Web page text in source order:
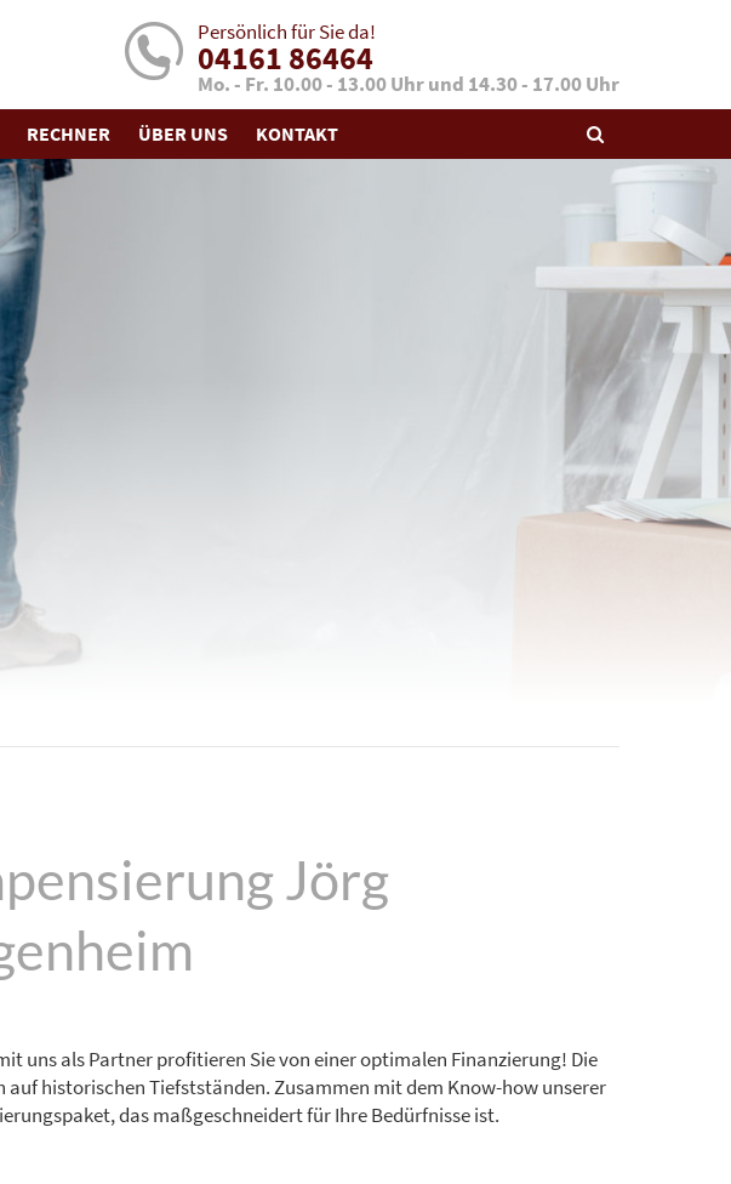
Persönlich für Sie da!
04161 86464
Mo. - Fr. 10.00 - 13.00 Uhr und 14.30 - 17.00 Uhr
RECHNER ÜBER UNS KONTAKT
Jörg
uns als Partner profitieren Sie von einer optimalen Finanzierung! Die
historischen Tiefstständen. Zusammen mit dem Know-how unserer
das maßgeschneidert für Ihre Bedürfnisse ist.